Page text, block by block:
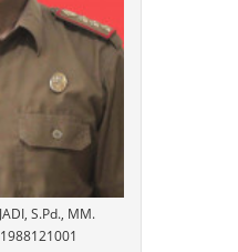
S.Pd., MM.